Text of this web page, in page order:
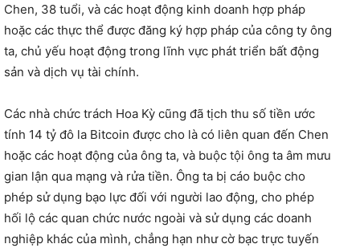
Chen, 38 tuổi, và các hoạt động kinh doanh hợp pháp
hoặc các thực thể được đăng ký hợp pháp của công ty ông
ta, chủ yếu hoạt động trong lĩnh vực phát triển bất động
sản và dịch vụ tài chính.
Các nhà chức trách Hoa Kỳ cũng đã tịch thu số tiền ước
tính 14 tỷ đô la Bitcoin được cho là có liên quan đến Chen
hoặc các hoạt động của ông ta, và buộc tội ông ta âm mưu
gian lận qua mạng và rửa tiền. Ông ta bị cáo buộc cho
phép sử dụng bạo lực đối với người lao động, cho phép
hối lộ các quan chức nước ngoài và sử dụng các doanh
nghiệp khác của mình, chẳng hạn như cờ bạc trực tuyến